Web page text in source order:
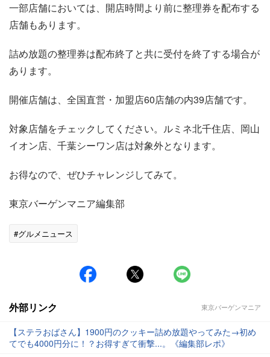
一部店舗においては、開店時間より前に整理券を配布する
店舗もあります。
詰め放題の整理券は配布終了と共に受付を終了する場合が
あります。
開催店舗は、全国直営・加盟店60店舗の内39店舗です。
対象店舗をチェックしてください。ルミネ北千住店、岡山
イオン店、千葉シーワン店は対象外となります。
お得なので、ぜひチャレンジしてみて。
東京バーゲンマニア編集部
#グルメニュース
外部リンク 東京バーゲンマニア
【ステラおばさん】1900円のクッキー詰め放題やってみた→初め
てでも4000円分に！？お得すぎて衝撃...。《編集部レポ》